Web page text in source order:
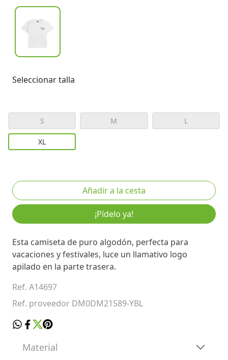
Seleccionar talla
S M L
XL
¡Pídelo ya!
Esta camiseta de puro algodón, perfecta para
vacaciones y festivales, luce un llamativo logo
apilado en la parte trasera.
Ref. A14697
Ref. proveedor DM0DM21589-YBL
Material